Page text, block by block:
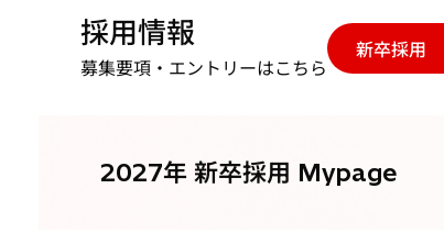
What’s
社会を動かすイノベーションは、あなた
採用情報
募集要項・エントリーはこちら
新卒採用
2027年 新卒採用 Mypage